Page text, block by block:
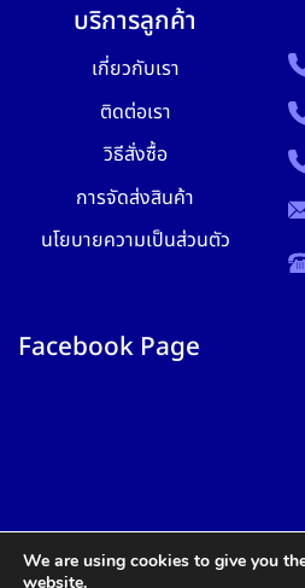
บริการลูกค้า
เกี่ยวกับเรา
ติดต่อเรา
วิธีสั่งซื้อ
การจัดส่งสินค้า
นโยบายความเป็นส่วนตัว
Facebook Page
We are using cookies to give you
website.